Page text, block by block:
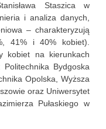
Staszica w
i analiza danych,
– charakteryzują
41% i 40% kobiet).
kobiet na kierunkach
Politechnika Bydgoska
Opolska, Wyższa
oraz Uniwersytet
Pułaskiego w